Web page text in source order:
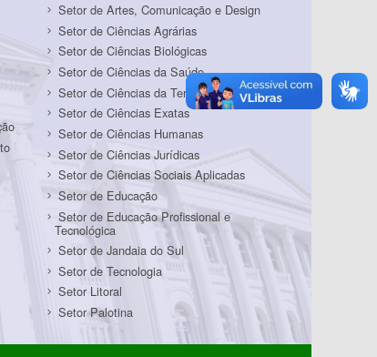
Setor de Artes, Comunicação e Design
Setor de Ciências Agrárias
Setor de Ciências Biológicas
Setor de Ciências da Saúde
Setor de Ciências da Terra
Setor de Ciências Exatas
Setor de Ciências Humanas
Setor de Ciências Jurídicas
Setor de Ciências Sociais Aplicadas
Setor de Educação
Setor de Educação Profissional e
Tecnológica
Setor de Jandaia do Sul
Setor de Tecnologia
Setor Litoral
Setor Palotina